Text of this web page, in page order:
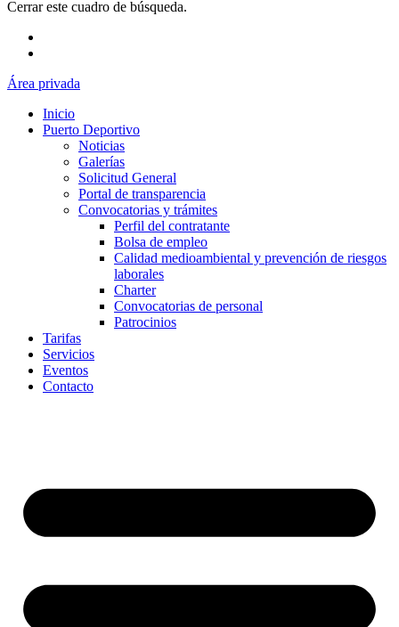
Cerrar este cuadro de búsqueda.
Área privada
Inicio
Puerto Deportivo
Noticias
Galerías
Solicitud General
Portal de transparencia
Convocatorias y trámites
Perfil del contratante
Bolsa de empleo
Calidad medioambiental y prevención de riesgos
laborales
Charter
Convocatorias de personal
Patrocinios
Tarifas
Servicios
Eventos
Contacto